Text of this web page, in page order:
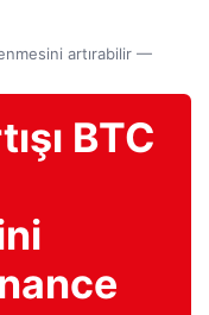
artırabilir —
BTC